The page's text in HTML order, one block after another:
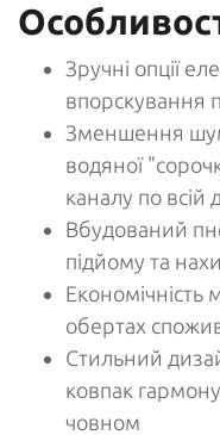
Зручні опції
впорскування
Зменшення
водяної
каналу по всій
Вбудований
підйому та
обертах
Стильний
ковпак
човном